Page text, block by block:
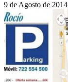
9 de Agosto de 2014